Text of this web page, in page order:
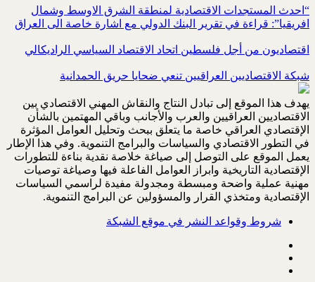
“احدث المستجدات الاقتصادية لمنطقة الشرق الاوسط وشمال
افريقيا”: قراءة في تقرير البنك الدولي مع اشارة خاصة الى العراق
اقتصاديون من أجل فلسطين اتحاد الاقتصاد السياسي الراديكالي
شبكة الاقتصاديين العراقيين تنعي ضحايا حريق الحمدانية
يهدف هذا الموقع إلى تبادل النتاج والنقاش المهني الاقتصادي بين
الاقتصاديين العراقيين والعرب والأجانب وباقي المهتمين بالشأن
الإقتصادي العراقي خاصة ما يتعلق ببحث وتحليل العوامل المؤثرة
في التطور الاقتصادي والسياسات والبرامج التنموية. وفي هذا الإطار
يعمل الموقع على التوصل إلى صياغة خلاصة نقدية بناءة للتطورات
الإقتصادية التاريخية وابراز العوامل الفاعلة فيها وصياغة توصيات
مهنية عملية واضحة ومبسطة ومجدولة مفيدة لراسمي السياسات
الإقتصادية ومتخذي القرار والمسؤولين عن البرامج التنموية.
شروط وقواعد النشر في موقع الشبكة